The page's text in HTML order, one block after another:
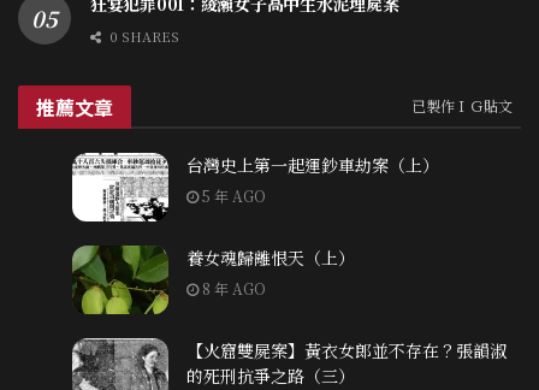
0 SHARES
推薦文章 已製作ＩＧ貼文
台灣史上第一起運鈔車劫案（上）
5 年 AGO
養女魂歸離恨天（上）
8 年 AGO
【火窟雙屍案】黃衣女郎並不存在？張韻淑
的死刑抗爭之路（三）